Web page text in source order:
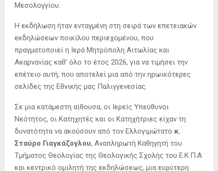
Μεσολογγίου.
Η εκδήλωση ήταν ενταγμένη στη σειρά των επετειακών
εκδηλώσεων ποικίλου περιεχομένου, που
πραγματοποιεί η Ιερά Μητρόπολη Αιτωλίας και
Ακαρνανίας καθ’ όλο το έτος 2026, για να τιμήσει την
επέτειο αυτή, που αποτελεί μια από την ηρωικότερες
σελίδες της Εθνικής μας Παλιγγενεσίας.
Σε μια κατάμεστη αίθουσα, οι Ιερείς Υπεύθυνοι
Νεότητος, οι Κατηχητές και οι Κατηχήτριες είχαν τη
δυνατότητα να ακούσουν από τον Ελλογιμώτατο κ.
Σταύρο Γιαγκάζογλου, Αναπληρωτή Καθηγητή του
Τμήματος Θεολογίας της Θεολογικής Σχολής του Ε.Κ.Π.Α
και κεντρικό ομιλητή της εκδηλώσεως, μια ευρύτερη